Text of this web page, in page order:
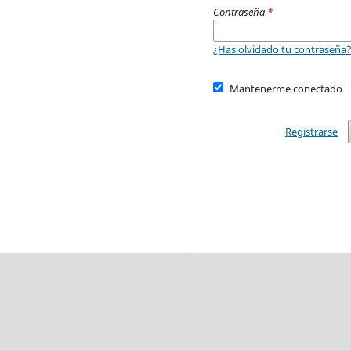
Contraseña *
¿Has olvidado tu contraseña?
Mantenerme conectado
Registrarse